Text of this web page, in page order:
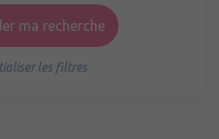
ma recherche
les filtres